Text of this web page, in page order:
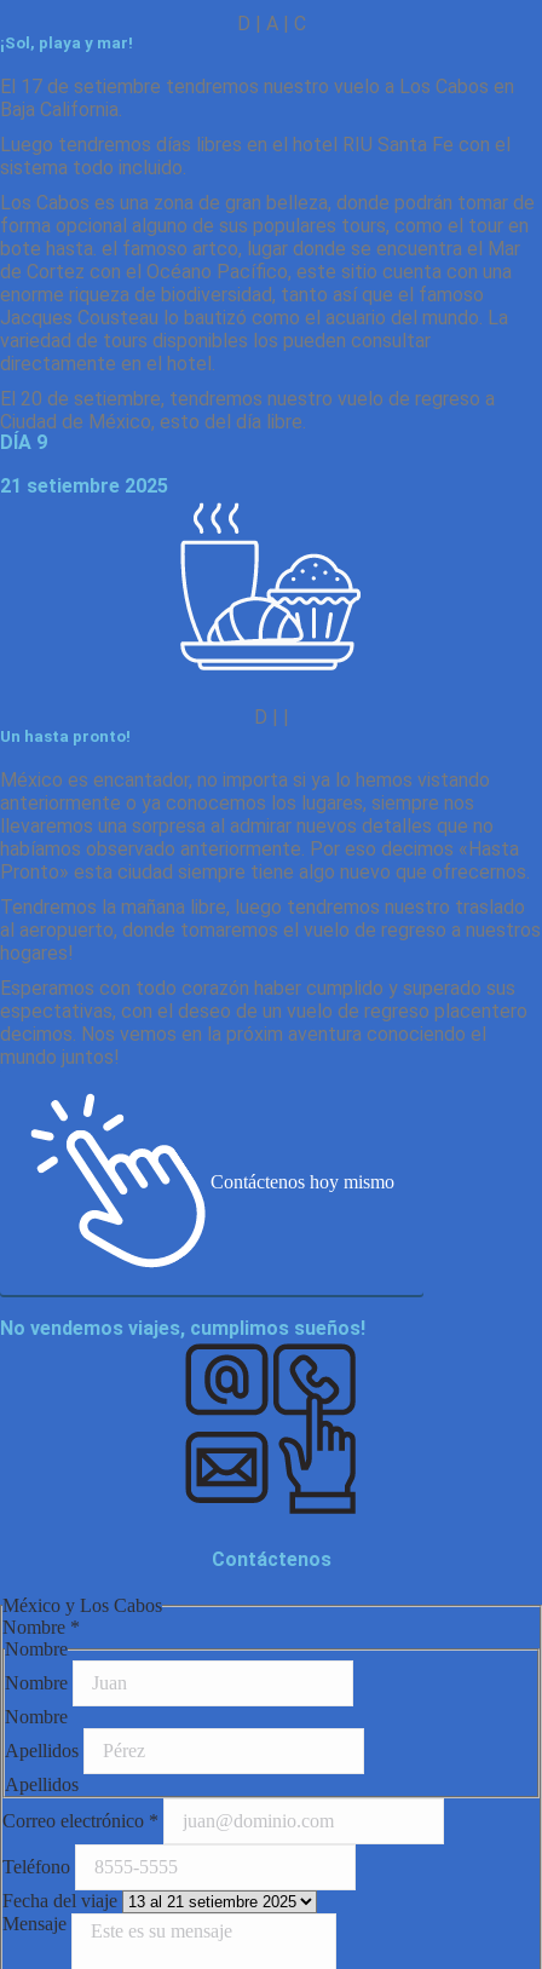
D | A | C
¡Sol, playa y mar!
El 17 de setiembre tendremos nuestro vuelo a Los Cabos en
Baja California.
Luego tendremos días libres en el hotel RIU Santa Fe con el
sistema todo incluido.
Los Cabos es una zona de gran belleza, donde podrán tomar de
forma opcional alguno de sus populares tours, como el tour en
bote hasta. el famoso artco, lugar donde se encuentra el Mar
de Cortez con el Océano Pacífico, este sitio cuenta con una
enorme riqueza de biodiversidad, tanto así que el famoso
Jacques Cousteau lo bautizó como el acuario del mundo. La
variedad de tours disponibles los pueden consultar
directamente en el hotel.
El 20 de setiembre, tendremos nuestro vuelo de regreso a
Ciudad de México, esto del día libre.
DÍA 9
21 setiembre 2025
D | |
Un hasta pronto!
México es encantador, no importa si ya lo hemos vistando
anteriormente o ya conocemos los lugares, siempre nos
llevaremos una sorpresa al admirar nuevos detalles que no
habíamos observado anteriormente. Por eso decimos «Hasta
Pronto» esta ciudad siempre tiene algo nuevo que ofrecernos.
Tendremos la mañana libre, luego tendremos nuestro traslado
al aeropuerto, donde tomaremos el vuelo de regreso a nuestros
hogares!
Esperamos con todo corazón haber cumplido y superado sus
espectativas, con el deseo de un vuelo de regreso placentero
decimos. Nos vemos en la próxim aventura conociendo el
mundo juntos!
Contáctenos hoy mismo
No vendemos viajes, cumplimos sueños!
Contáctenos
México y Los Cabos
Nombre *
Nombre
Nombre
Nombre
Apellidos
Apellidos
Correo electrónico *
Teléfono
Fecha del viaje
Mensaje